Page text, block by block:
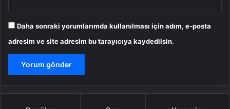
Daha sonraki yorumlarımda kullanılması için adım, e-posta
adresim ve site adresim bu tarayıcıya kaydedilsin.